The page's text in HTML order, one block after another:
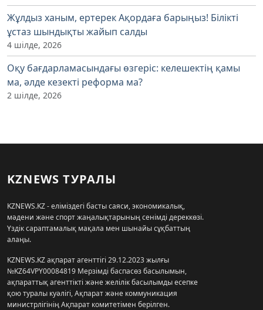
Жұлдыз ханым, ертерек Ақордаға барыңыз! Білікті
ұстаз шындықты жайып салды
4 шілде, 2026
Оқу бағдарламасындағы өзгеріс: келешектің қамы
ма, әлде кезекті реформа ма?
2 шілде, 2026
KZNEWS ТУРАЛЫ
KZNEWS.KZ - еліміздегі басты саяси, экономикалық,
мәдени және спорт жаңалықтарының сенімді дереккөзі.
Үздік сараптамалық мақала мен шынайы сұқбаттың
алаңы.
KZNEWS.KZ ақпарат агенттігі 29.12.2023 жылғы
№KZ64VPY00084819 Мерзімді баспасөз басылымын,
ақпараттық агенттікті және желілік басылымды есепке
қою туралы куәлігі, Ақпарат және коммуникация
министрлігінің Ақпарат комитетімен берілген.